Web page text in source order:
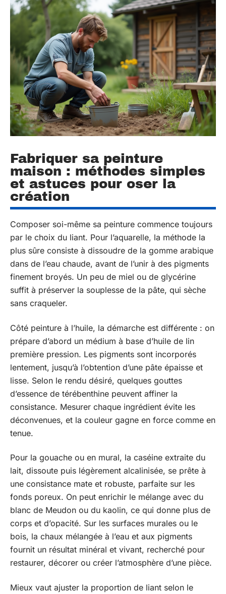
Fabriquer sa peinture
maison : méthodes simples
et astuces pour oser la
création
Composer soi-même sa peinture commence toujours
par le choix du liant. Pour l’aquarelle, la méthode la
plus sûre consiste à dissoudre de la gomme arabique
dans de l’eau chaude, avant de l’unir à des pigments
finement broyés. Un peu de miel ou de glycérine
suffit à préserver la souplesse de la pâte, qui sèche
sans craqueler.
Côté peinture à l’huile, la démarche est différente : on
prépare d’abord un médium à base d’huile de lin
première pression. Les pigments sont incorporés
lentement, jusqu’à l’obtention d’une pâte épaisse et
lisse. Selon le rendu désiré, quelques gouttes
d’essence de térébenthine peuvent affiner la
consistance. Mesurer chaque ingrédient évite les
déconvenues, et la couleur gagne en force comme en
tenue.
Pour la gouache ou en mural, la caséine extraite du
lait, dissoute puis légèrement alcalinisée, se prête à
une consistance mate et robuste, parfaite sur les
fonds poreux. On peut enrichir le mélange avec du
blanc de Meudon ou du kaolin, ce qui donne plus de
corps et d’opacité. Sur les surfaces murales ou le
bois, la chaux mélangée à l’eau et aux pigments
fournit un résultat minéral et vivant, recherché pour
restaurer, décorer ou créer l’atmosphère d’une pièce.
Mieux vaut ajuster la proportion de liant selon le